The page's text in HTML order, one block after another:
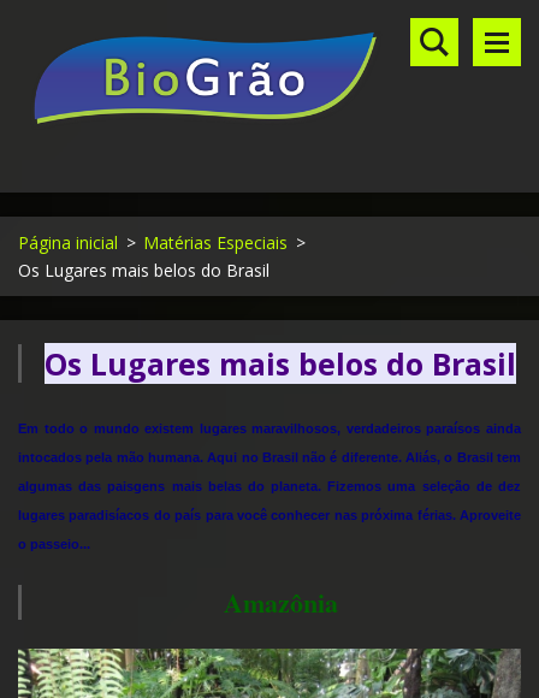
Página inicial > Matérias Especiais >
Os Lugares mais belos do Brasil
Os Lugares mais belos do Brasil
Em todo o mundo existem lugares maravilhosos, verdadeiros paraísos ainda
intocados pela mão humana. Aqui no Brasil não é diferente. Aliás, o Brasil tem
algumas das paisgens mais belas do planeta. Fizemos uma seleção de dez
lugares paradisíacos do país para você conhecer nas próxima férias. Aproveite
o passeio...
Amazônia